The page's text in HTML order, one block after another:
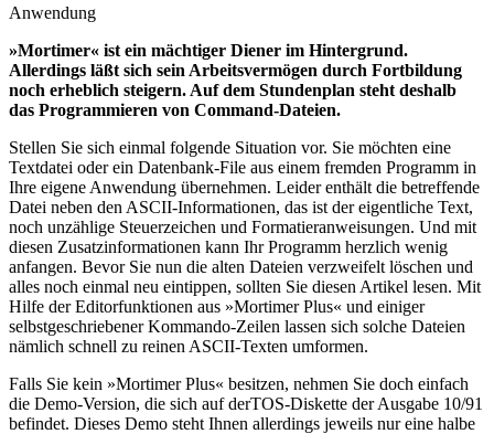
Anwendung
»Mortimer« ist ein mächtiger Diener im Hintergrund.
Allerdings läßt sich sein Arbeitsvermögen durch Fortbildung
noch erheblich steigern. Auf dem Stundenplan steht deshalb
das Programmieren von Command-Dateien.
Stellen Sie sich einmal folgende Situation vor. Sie möchten eine
Textdatei oder ein Datenbank-File aus einem fremden Programm in
Ihre eigene Anwendung übernehmen. Leider enthält die betreffende
Datei neben den ASCII-Informationen, das ist der eigentliche Text,
noch unzählige Steuerzeichen und Formatieranweisungen. Und mit
diesen Zusatzinformationen kann Ihr Programm herzlich wenig
anfangen. Bevor Sie nun die alten Dateien verzweifelt löschen und
alles noch einmal neu eintippen, sollten Sie diesen Artikel lesen. Mit
Hilfe der Editorfunktionen aus »Mortimer Plus« und einiger
selbstgeschriebener Kommando-Zeilen lassen sich solche Dateien
nämlich schnell zu reinen ASCII-Texten umformen.
Falls Sie kein »Mortimer Plus« besitzen, nehmen Sie doch einfach
die Demo-Version, die sich auf derTOS-Diskette der Ausgabe 10/91
befindet. Dieses Demo steht Ihnen allerdings jeweils nur eine halbe